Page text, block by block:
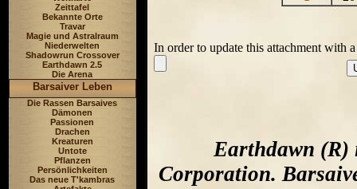
Zeittafel
Bekannte Orte
Travar
Magie und Astralraum
Niederwelten
Shadowrun Crossover
Earthdawn 2.5
Die Arena
Barsaiver Leben
Die Rassen Barsaives
Dämonen
Passionen
Drachen
Kreaturen
Untote
Pflanzen
Persönlichkeiten
Das neue T'kambras
In order to update this attachment
Earthdawn (R)
Corporation.